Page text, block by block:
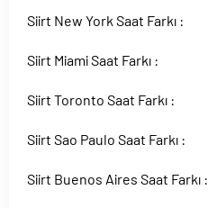
Siirt New York Saat Farkı :
Siirt Miami Saat Farkı :
Siirt Toronto Saat Farkı :
Siirt Sao Paulo Saat Farkı :
Siirt Buenos Aires Saat Farkı :